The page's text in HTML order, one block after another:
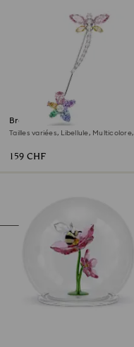
Broche Ariana Grande x
Swarovski
Tailles variées, Libellule, Multicolore,
159 CHF